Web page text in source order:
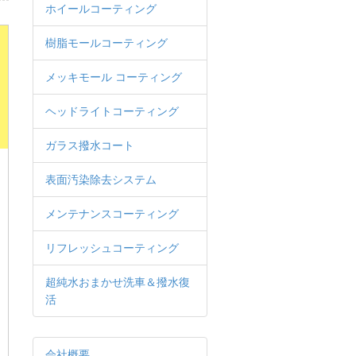
ホイールコーティング
樹脂モールコーティング
メッキモール コーティング
ヘッドライトコーティング
ガラス撥水コート
表面汚染除去システム
メンテナンスコーティング
リフレッシュコーティング
超純水おまかせ洗車＆撥水復
活